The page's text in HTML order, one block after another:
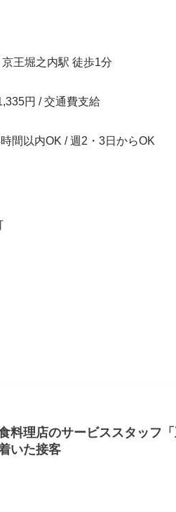
王堀之内駅 徒歩1分
円 / 交通費支給
間以内OK / 週2・3日からOK
料理店のサービススタッフ
いた接客